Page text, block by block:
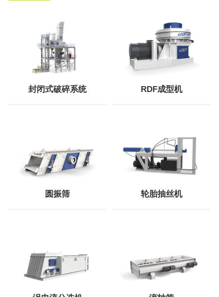
封闭式破碎系统 RDF成型机
圆振筛 轮胎抽丝机